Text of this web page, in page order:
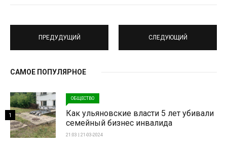
ПРЕДУДУЩИЙ СЛЕДУЮЩИЙ
САМОЕ ПОПУЛЯРНОЕ
ОБЩЕСТВО
Как ульяновские власти 5 лет убивали
семейный бизнес инвалида
21:03 | 21-03-2024
1